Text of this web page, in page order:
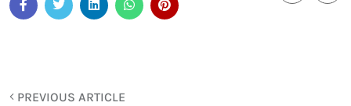
PREVIOUS ARTICLE